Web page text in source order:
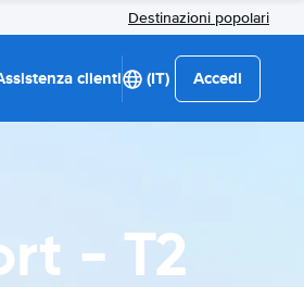
Destinazioni popolari
clienti (IT) Accedi
- T2